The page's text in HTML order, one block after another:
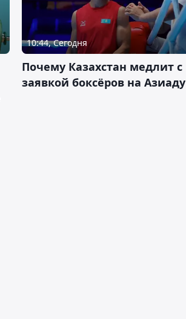
10:44, Сегодня
Почему Казахстан медлит с
заявкой боксёров на Азиаду